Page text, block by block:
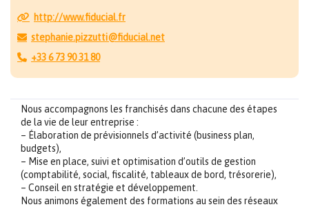
http://www.fiducial.fr
stephanie.pizzutti@fiducial.net
+33 6 73 90 31 80
Nous accompagnons les franchisés dans chacune des étapes
de la vie de leur entreprise :
– Élaboration de prévisionnels d’activité (business plan,
budgets),
– Mise en place, suivi et optimisation d’outils de gestion
(comptabilité, social, fiscalité, tableaux de bord, trésorerie),
– Conseil en stratégie et développement.
Nous animons également des formations au sein des réseaux